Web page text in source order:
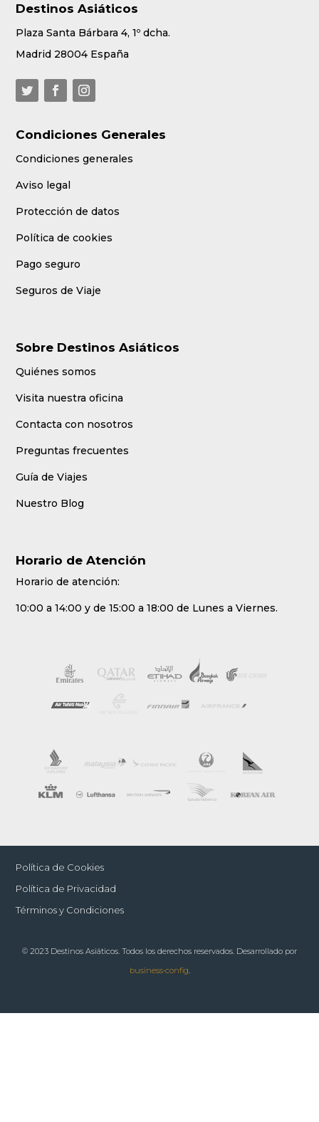
Destinos Asiáticos
Plaza Santa Bárbara 4, 1º dcha.
Madrid 28004 España
Condiciones Generales
Condiciones generales
Aviso legal
Protección de datos
Política de cookies
Pago seguro
Seguros de Viaje
Sobre Destinos Asiáticos
Quiénes somos
Visita nuestra oficina
Contacta con nosotros
Preguntas frecuentes
Guía de Viajes
Nuestro Blog
Horario de Atención
Horario de atención:
10:00 a 14:00 y de 15:00 a 18:00 de Lunes a Viernes.
Política de Cookies
Política de Privacidad
Términos y Condiciones
© 2023 Destinos Asiáticos. Todos los derechos reservados. Desarrollado por
business•config.